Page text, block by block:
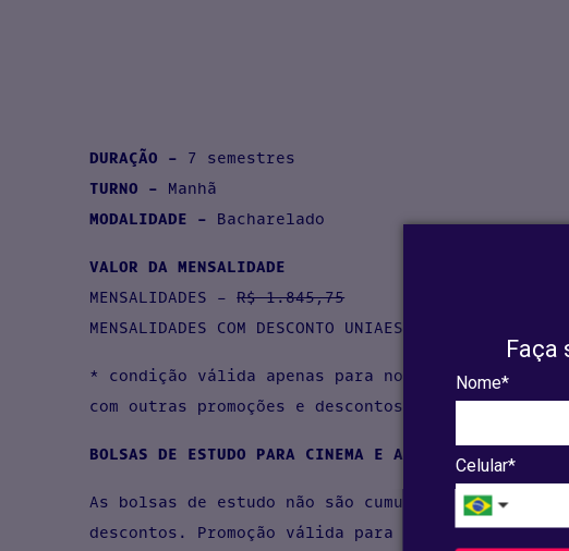
Faça
Nome*
Celular*
DURAÇÃO - 7 semestres
TURNO - Manhã
MODALIDADE - Bacharelado
VALOR DA MENSALIDADE
MENSALIDADES -R$ 1.845,75
MENSALIDADES COM DESCONTO UNIAESO - R$ 922,88*
* condição válida apenas para novas matrículas e
com outras promoções e descontos.
BOLSAS DE ESTUDO PARA CINEMA E AUDIOVISUAL
As bolsas de estudo não são cumulativas com
descontos. Promoção válida para os primeiros 10